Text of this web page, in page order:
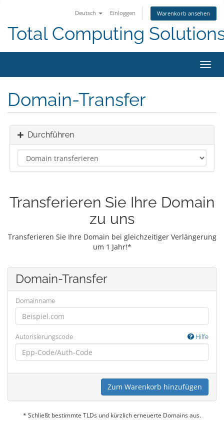
Deutsch Einloggen Warenkorb ansehen
Total Computing
ein-/
Domain-Transfer
Durchführen
Transferieren Sie Ihre Domain
zu uns
Transferieren Sie Ihre Domain bei gleichzeitiger Verlängerung
um 1 Jahr!*
Domain-Transfer
Domainname
Autorisierungscode Hilfe
Zum Warenkorb hinzufügen
* Schließt bestimmte TLDs und kürzlich erneuerte Domains aus.